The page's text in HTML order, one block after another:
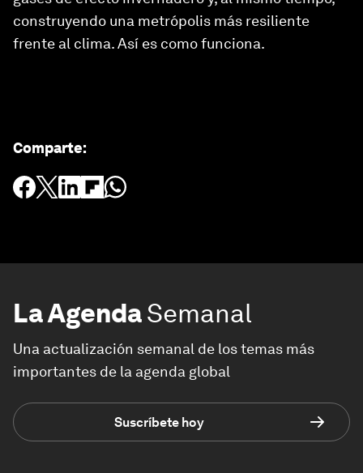
construyendo una metrópolis más resiliente
frente al clima. Así es como funciona.
Comparte:
La AgendaSemanal
Una actualización semanal de los temas más
importantes de la agenda global
Suscríbete hoy